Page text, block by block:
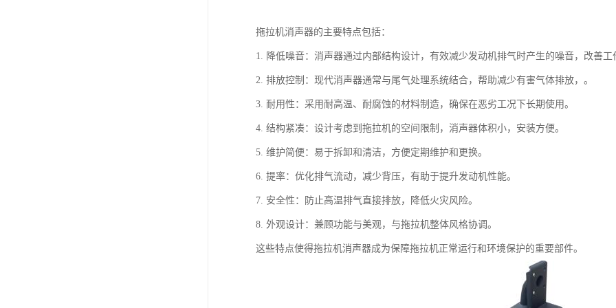
拖拉机消声器的主要特点包括：
1. 降低噪音：消声器通过内部结构设计，有效减少发动机排气时产生的噪音，改善工
2. 排放控制：现代消声器通常与尾气处理系统结合，帮助减少有害气体排放，。
3. 耐用性：采用耐高温、耐腐蚀的材料制造，确保在恶劣工况下长期使用。
4. 结构紧凑：设计考虑到拖拉机的空间限制，消声器体积小，安装方便。
5. 维护简便：易于拆卸和清洁，方便定期维护和更换。
6. 提率：优化排气流动，减少背压，有助于提升发动机性能。
7. 安全性：防止高温排气直接排放，降低火灾风险。
8. 外观设计：兼顾功能与美观，与拖拉机整体风格协调。
这些特点使得拖拉机消声器成为保障拖拉机正常运行和环境保护的重要部件。